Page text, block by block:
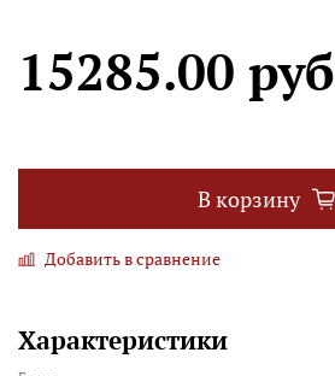
15285.00 руб
В корзину
Добавить в сравнение
Характеристики